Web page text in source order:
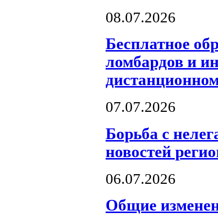
08.07.2026
Бесплатное
ломбардов и
07.07.2026
Борьба с
новостей
06.07.2026
Общие